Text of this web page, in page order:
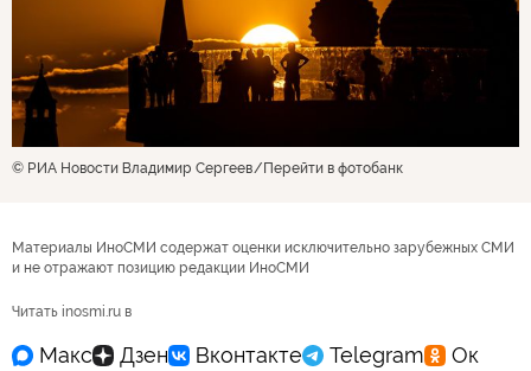
© РИА Новости Владимир Сергеев Перейти в фотобанк
Материалы ИноСМИ содержат оценки исключительно зарубежных СМИ
и не отражают позицию редакции ИноСМИ
Читать inosmi.ru в